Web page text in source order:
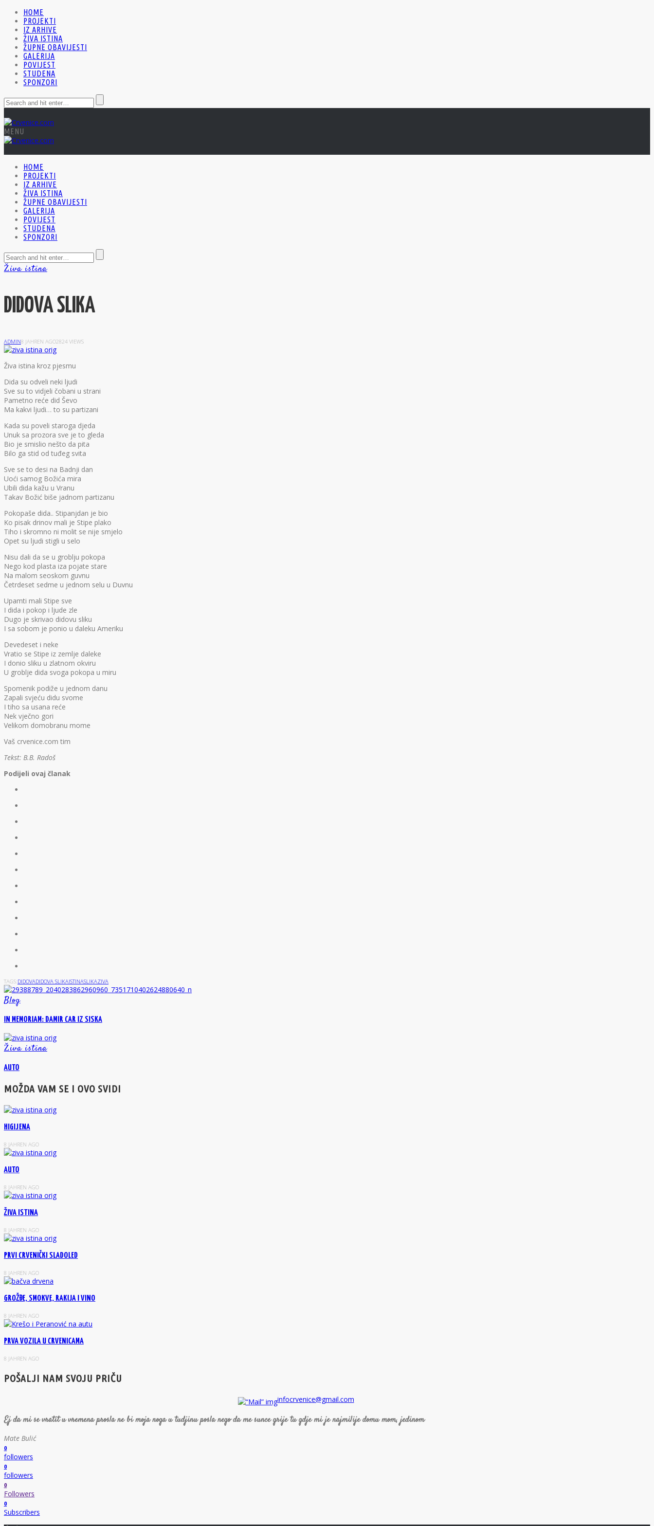
HOME
PROJEKTI
IZ ARHIVE
ŽIVA ISTINA
ŽUPNE OBAVIJESTI
GALERIJA
POVIJEST
STUDENA
SPONZORI
MENU
HOME
PROJEKTI
IZ ARHIVE
ŽIVA ISTINA
ŽUPNE OBAVIJESTI
GALERIJA
POVIJEST
STUDENA
SPONZORI
Živa istina
DIDOVA SLIKA
ADMIN8 JAHREN AGO2824 VIEWS
Živa istina kroz pjesmu
Dida su odveli neki ljudi
Sve su to vidjeli čobani u strani
Pametno reće did Ševo
Ma kakvi ljudi… to su partizani
Kada su poveli staroga djeda
Unuk sa prozora sve je to gleda
Bio je smislio nešto da pita
Bilo ga stid od tuđeg svita
Sve se to desi na Badnji dan
Uoći samog Božića mira
Ubili dida kažu u Vranu
Takav Božić biše jadnom partizanu
Pokopaše dida.. Stipanjdan je bio
Ko pisak drinov mali je Stipe plako
Tiho i skromno ni molit se nije smjelo
Opet su ljudi stigli u selo
Nisu dali da se u groblju pokopa
Nego kod plasta iza pojate stare
Na malom seoskom guvnu
Četrdeset sedme u jednom selu u Duvnu
Upamti mali Stipe sve
I dida i pokop i ljude zle
Dugo je skrivao didovu sliku
I sa sobom je ponio u daleku Ameriku
Devedeset i neke
Vratio se Stipe iz zemlje daleke
I donio sliku u zlatnom okviru
U groblje dida svoga pokopa u miru
Spomenik podiže u jednom danu
Zapali svjeću didu svome
I tiho sa usana reće
Nek vječno gori
Velikom domobranu mome
Vaš crvenice.com tim
Tekst: B.B. Radoš
Podijeli ovaj članak
TAGS:DIDOVADIDOVA SLIKAISTINASLIKAZIVA
Blog
IN MEMORIAM: DAMIR CAR IZ SISKA
Živa istina
AUTO
MOŽDA VAM SE I OVO SVIDI
HIGIJENA
8 JAHREN AGO
AUTO
8 JAHREN AGO
ŽIVA ISTINA
8 JAHREN AGO
PRVI CRVENIČKI SLADOLED
8 JAHREN AGO
GROŽĐE, SMOKVE, RAKIJA I VINO
8 JAHREN AGO
PRVA VOZILA U CRVENICAMA
8 JAHREN AGO
POŠALJI NAM SVOJU PRIČU
infocrvenice@gmail.com
Ej da mi se vratit u vremena prosla ne bi moja noga u tudjinu posla nego da me sunce grije tu gdje mi je najmilije domu mom, jedinom
Mate Bulić
0
followers
0
followers
0
Followers
0
Subscribers